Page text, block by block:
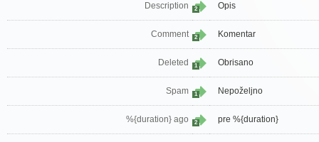
Description 2 Opis
Comment 2 Komentar
Deleted 1 Obrisano
Spam 1 Nepoželjno
%{duration} ago 2 pre %{duration}